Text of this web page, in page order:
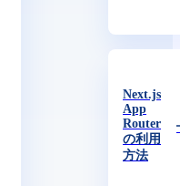
Next.js
App
Router
の利用
方法